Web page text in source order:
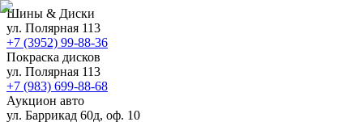
Шины & Диски
ул. Полярная 113
+7 (3952) 99-88-36
Покраска дисков
ул. Полярная 113
+7 (983) 699-88-68
Аукцион авто
ул. Баррикад 60д, оф. 10